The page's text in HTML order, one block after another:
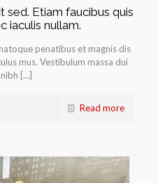
sed. Etiam faucibus quis
iaculis nullam.
penatibus et magnis dis
mus. Vestibulum massa dui
[…]
Read more